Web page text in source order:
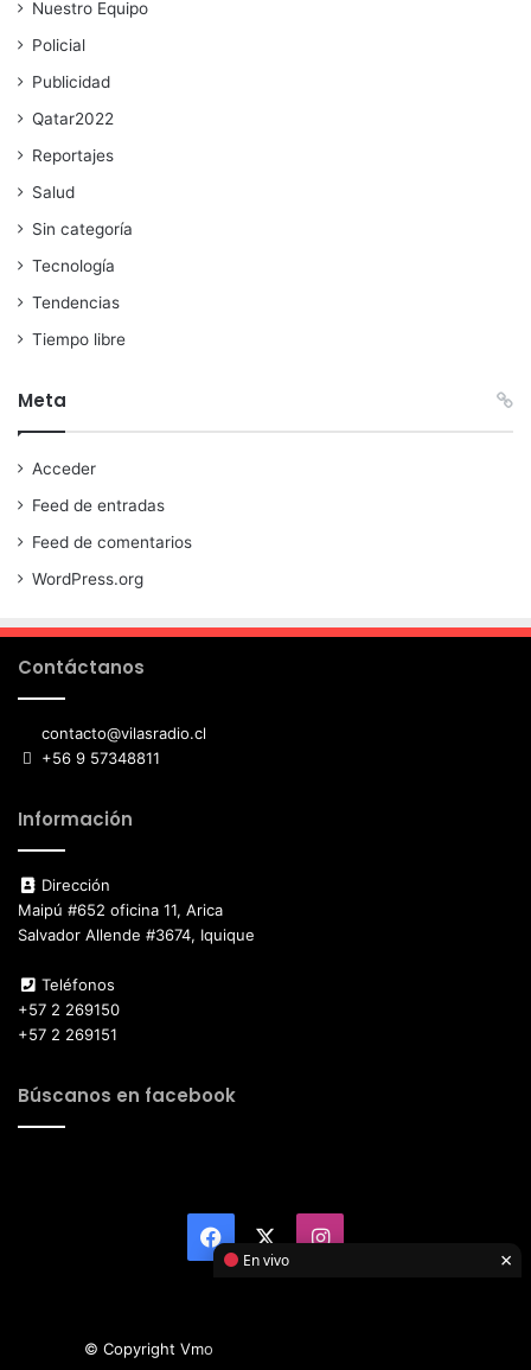
Nuestro Equipo
Policial
Publicidad
Qatar2022
Reportajes
Salud
Sin categoría
Tecnología
Tendencias
Tiempo libre
Meta
Acceder
Feed de entradas
Feed de comentarios
WordPress.org
Contáctanos
contacto@vilasradio.cl
+56 9 57348811
Información
Dirección
Maipú #652 oficina 11, Arica
Salvador Allende #3674, Iquique
Teléfonos
+57 2 269150
+57 2 269151
Búscanos en facebook
Facebook Instagram
© Copyright Vmotor TI 2026, All Rights Reserved
En vivo ×